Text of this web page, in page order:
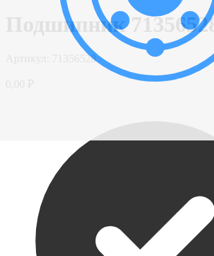
Подшипник 71356528
71356528